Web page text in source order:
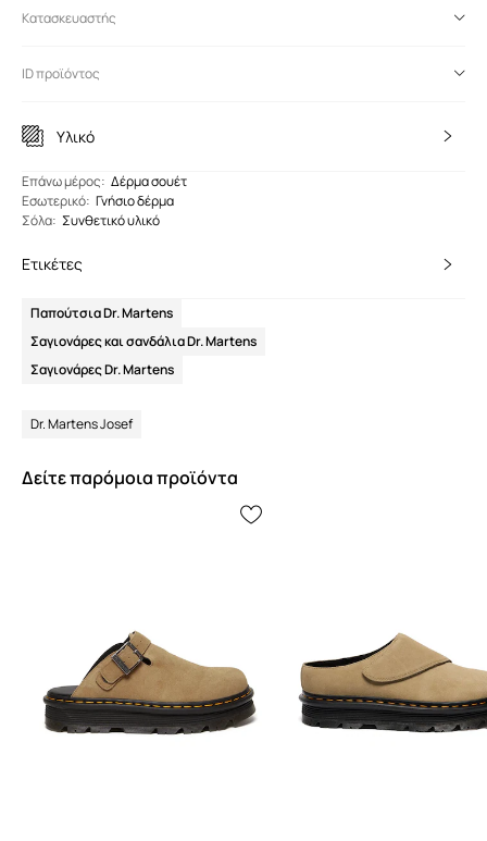
Κατασκευαστής
ID προϊόντος
Υλικό
Eπάνω μέρος: Δέρμα σουέτ
Εσωτερικό: Γνήσιο δέρμα
Σόλα: Συνθετικό υλικό
Ετικέτες
Παπούτσια Dr. Martens
Σαγιονάρες και σανδάλια Dr. Martens
Σαγιονάρες Dr. Martens
Dr. Martens Josef
Δείτε παρόμοια προϊόντα